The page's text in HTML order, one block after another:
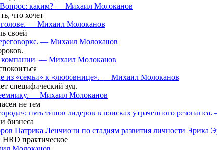
Вопрос: каким? — Михаил Молоканов
что хочет
голове. — Михаил Молоканов
своей
— Михаил Молоканов
компании. — Михаил Молоканов
из «семьи» к «любовнице». — Михаил Молоканов
специфический зуд.
— Михаил Молоканов
не тем
пять типов лидеров в поисках утраченного
бизнеса
Патрика Ленчиони по стадиям развития личности
практическое
Молоканов